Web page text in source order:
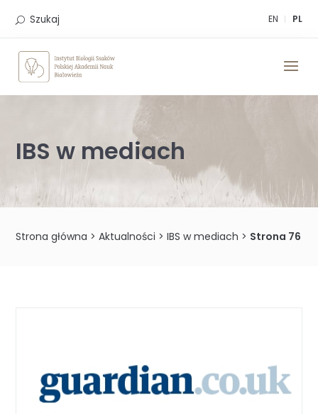
EN PL
Szukaj
IBS w mediach
Strona główna >Aktualności >IBS w mediach > Strona 76